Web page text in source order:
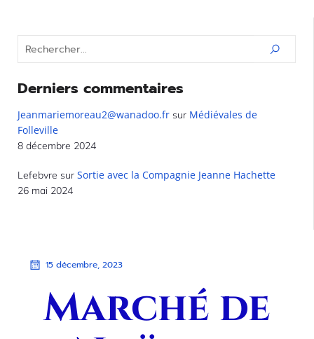
Derniers commentaires
Jeanmariemoreau2@wanadoo.fr sur Médiévales de
Folleville
8 décembre 2024
Lefebvre sur Sortie avec la Compagnie Jeanne Hachette
26 mai 2024
15 décembre, 2023
Marché de